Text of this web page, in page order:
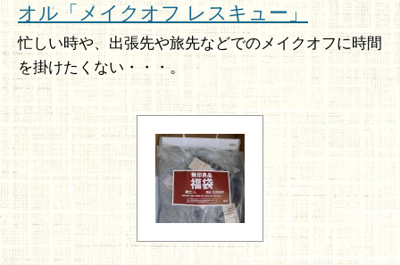
オル「メイクオフ レスキュー」
忙しい時や、出張先や旅先などでのメイクオフに時間
を掛けたくない・・・。